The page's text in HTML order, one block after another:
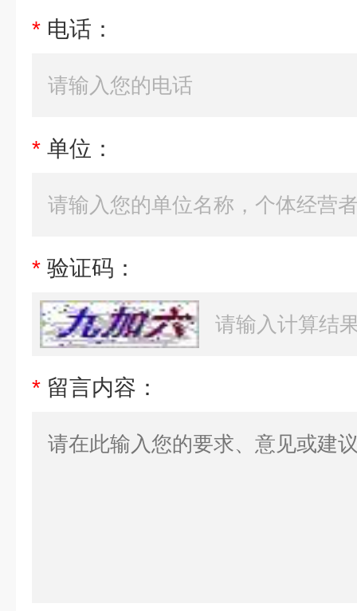
* 电话：
* 单位：
* 验证码：
* 留言内容：